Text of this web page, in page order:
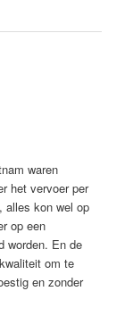
waren
het vervoer per
alles kon wel op
op een
worden. En de
om te
en zonder